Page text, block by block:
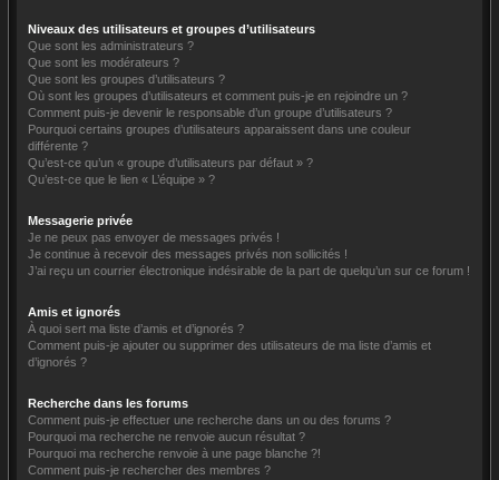
Niveaux des utilisateurs et groupes d’utilisateurs
Que sont les administrateurs ?
Que sont les modérateurs ?
Que sont les groupes d’utilisateurs ?
Où sont les groupes d’utilisateurs et comment puis-je en rejoindre un ?
Comment puis-je devenir le responsable d’un groupe d’utilisateurs ?
Pourquoi certains groupes d’utilisateurs apparaissent dans une couleur
différente ?
Qu’est-ce qu’un « groupe d’utilisateurs par défaut » ?
Qu’est-ce que le lien « L’équipe » ?
Messagerie privée
Je ne peux pas envoyer de messages privés !
Je continue à recevoir des messages privés non sollicités !
J’ai reçu un courrier électronique indésirable de la part de quelqu’un sur ce forum !
Amis et ignorés
À quoi sert ma liste d’amis et d’ignorés ?
Comment puis-je ajouter ou supprimer des utilisateurs de ma liste d’amis et
d’ignorés ?
Recherche dans les forums
Comment puis-je effectuer une recherche dans un ou des forums ?
Pourquoi ma recherche ne renvoie aucun résultat ?
Pourquoi ma recherche renvoie à une page blanche ?!
Comment puis-je rechercher des membres ?